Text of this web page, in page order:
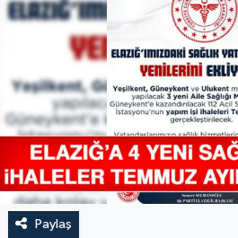
Paylaş
KÜLTÜR-SANAT
MAGAZİN
MEDYA
ÖZEL HABER
POLİTİKA